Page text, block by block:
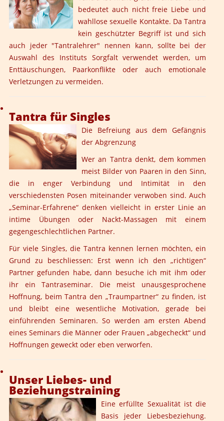
bedeutet auch nicht freie Liebe und
wahllose sexuelle Kontakte. Da Tantra
kein geschützter Begriff ist und sich
auch jeder "Tantralehrer" nennen kann, sollte bei der
Auswahl des Instituts Sorgfalt verwendet werden, um
Enttäuschungen, Paarkonflikte oder auch emotionale
Verletzungen zu vermeiden.
Tantra für Singles
Die Befreiung aus dem Gefängnis
der Abgrenzung
Wer an Tantra denkt, dem kommen
meist Bilder von Paaren in den Sinn,
die in enger Verbindung und Intimität in den
verschiedensten Posen miteinander verwoben sind. Auch
„Seminar-Erfahrene“ denken vielleicht in erster Linie an
intime Übungen oder Nackt-Massagen mit einem
gegengeschlechtlichen Partner.
Für viele Singles, die Tantra kennen lernen möchten, ein
Grund zu beschliessen: Erst wenn ich den „richtigen“
Partner gefunden habe, dann besuche ich mit ihm oder
ihr ein Tantraseminar. Die meist unausgesprochene
Hoffnung, beim Tantra den „Traumpartner“ zu finden, ist
und bleibt eine wesentliche Motivation, gerade bei
einführenden Seminaren. So werden am ersten Abend
eines Seminars die Männer oder Frauen „abgecheckt“ und
Hoffnungen geweckt oder eben verworfen.
Unser Liebes- und
Beziehungstraining
Eine erfüllte Sexualität ist die
Basis jeder Liebesbeziehung.